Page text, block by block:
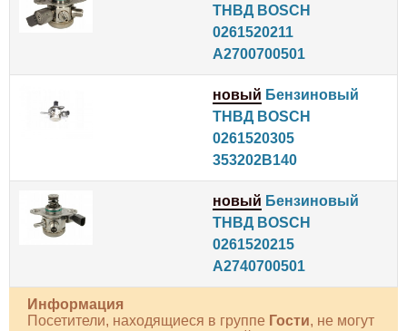
ТНВД BOSCH
0261520211
A2700700501
новый Бензиновый
ТНВД BOSCH
0261520305
353202B140
новый Бензиновый
ТНВД BOSCH
0261520215
A2740700501
Информация
Посетители, находящиеся в группе Гости, не могут